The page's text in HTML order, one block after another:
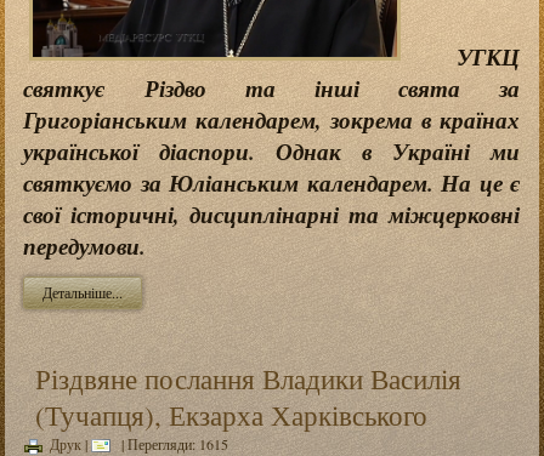
УГКЦ
святкує Різдво та інші свята за
Григоріанським календарем, зокрема в країнах
української діаспори. Однак в Україні ми
святкуємо за Юліанським календарем. На це є
свої історичні, дисциплінарні та міжцерковні
передумови.
Детальніше...
Різдвяне послання Владики Василія
(Тучапця), Екзарха Харківського
Друк| | Перегляди: 1615